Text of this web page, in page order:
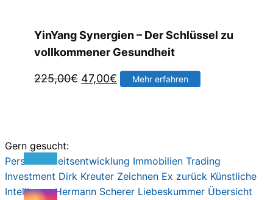
YinYang Synergien – Der Schlüssel zu
vollkommener Gesundheit
225,00€ Ursprünglicher
47,00€ Aktueller
Mehr erfahren
Gern gesucht:
Persönlichkeitsentwicklung Immobilien Trading
Investment Dirk Kreuter Zeichnen Ex zurück Künstliche
Intelligenz Hermann Scherer Liebeskummer Übersicht